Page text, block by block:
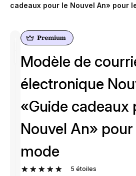
cadeaux pour le Nouvel An» pour
Modèle de
électronique
«Guide cadeaux
Nouvel An»
mode
5 étoiles